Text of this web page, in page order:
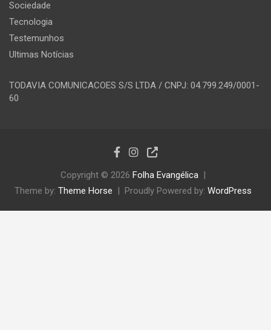
Sociedade
Tecnologia
Testemunhos
Ultimas Notícias
TODAVIA COMUNICACOES S/S LTDA / CNPJ: 04.799.249/0001-
60
Copyright © 2026 Folha Evangélica
Theme by: Theme Horse Proudly Powered by: WordPress